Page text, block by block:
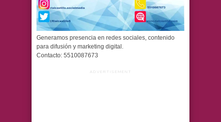
Generamos presencia en redes sociales, contenido
para difusión y marketing digital.
Contacto: 5510087673
ADVERTISEMENT